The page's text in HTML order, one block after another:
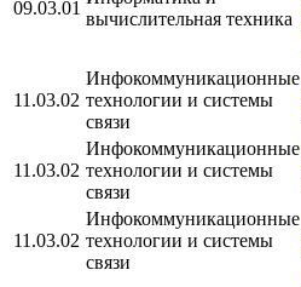
09.03.01
вычислительная техника
11.03.02
Инфокоммуникационные
технологии и системы
связи
11.03.02
Инфокоммуникационные
технологии и системы
связи
11.03.02
Инфокоммуникационные
технологии и системы
связи